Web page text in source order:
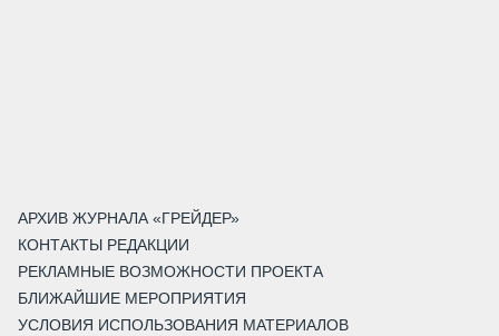
АРХИВ ЖУРНАЛА «ГРЕЙДЕР»
КОНТАКТЫ РЕДАКЦИИ
РЕКЛАМНЫЕ ВОЗМОЖНОСТИ ПРОЕКТА
БЛИЖАЙШИЕ МЕРОПРИЯТИЯ
УСЛОВИЯ ИСПОЛЬЗОВАНИЯ МАТЕРИАЛОВ